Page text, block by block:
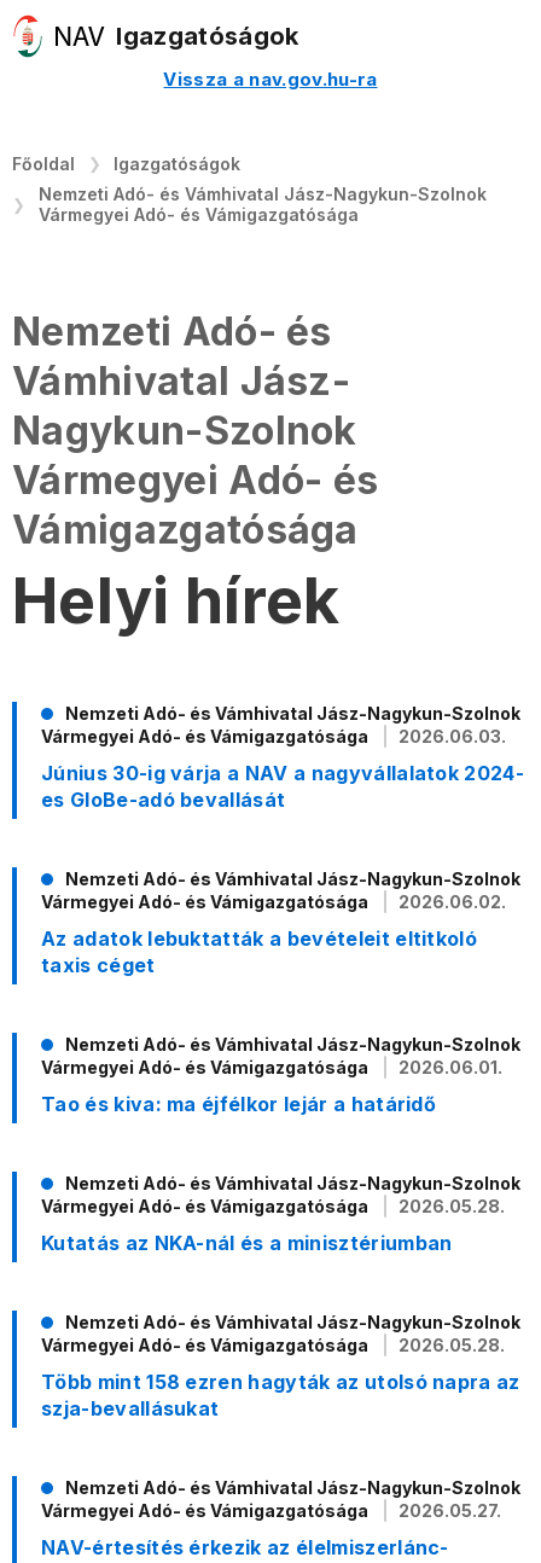
Igazgatóságok
Vissza a nav.gov.hu-ra
Főoldal
Igazgatóságok
Nemzeti Adó- és Vámhivatal Jász-Nagykun-Szolnok
Vármegyei Adó- és Vámigazgatósága
Nemzeti Adó- és
Vámhivatal Jász-
Nagykun-Szolnok
Vármegyei Adó- és
Vámigazgatósága
Helyi hírek
Nemzeti Adó- és Vámhivatal Jász-Nagykun-Szolnok
Vármegyei Adó- és Vámigazgatósága
2026.06.03.
Június 30-ig várja a NAV a nagyvállalatok 2024-
es GloBe-adó bevallását
Nemzeti Adó- és Vámhivatal Jász-Nagykun-Szolnok
Vármegyei Adó- és Vámigazgatósága
2026.06.02.
Az adatok lebuktatták a bevételeit eltitkoló
taxis céget
Nemzeti Adó- és Vámhivatal Jász-Nagykun-Szolnok
Vármegyei Adó- és Vámigazgatósága
2026.06.01.
Tao és kiva: ma éjfélkor lejár a határidő
Nemzeti Adó- és Vámhivatal Jász-Nagykun-Szolnok
Vármegyei Adó- és Vámigazgatósága
2026.05.28.
Kutatás az NKA-nál és a minisztériumban
Nemzeti Adó- és Vámhivatal Jász-Nagykun-Szolnok
Vármegyei Adó- és Vámigazgatósága
2026.05.28.
Több mint 158 ezren hagyták az utolsó napra az
szja-bevallásukat
Nemzeti Adó- és Vámhivatal Jász-Nagykun-Szolnok
Vármegyei Adó- és Vámigazgatósága
2026.05.27.
NAV-értesítés érkezik az élelmiszerlánc-